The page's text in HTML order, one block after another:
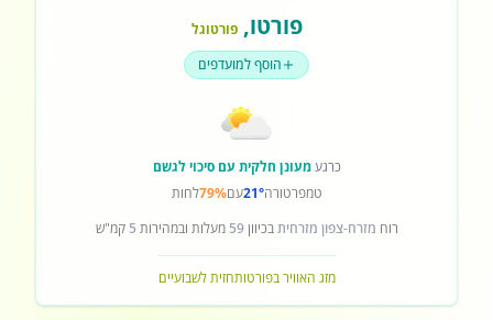
פורטו,פורטוגל
הוסף למועדפים
כרגעמעונן חלקית עם סיכוי לגשם
טמפרטורה21°עם79%לחות
רוח מזרח-צפון מזרחיתבכיוון59 מעלות ובמהירות 5 קמ"ש
מזג האוויר בפורטותחזית לשבועיים